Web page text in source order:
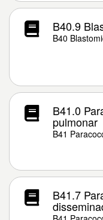
B40.9
B40
B41.0
pulmonar
B41
B41.7